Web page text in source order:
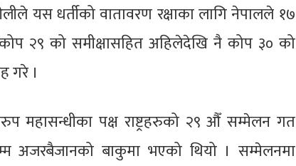
यस धर्तीको वातावरण रक्षाका लागि नेपालले १७
२९ को समीक्षासहित अहिलेदेखि नै कोप ३० को
गरे ।
महासन्धीका पक्ष राष्ट्रहरुको २९ औँ सम्मेलन गत
अजरबैजानको बाकुमा भएको थियो । सम्मेलनमा